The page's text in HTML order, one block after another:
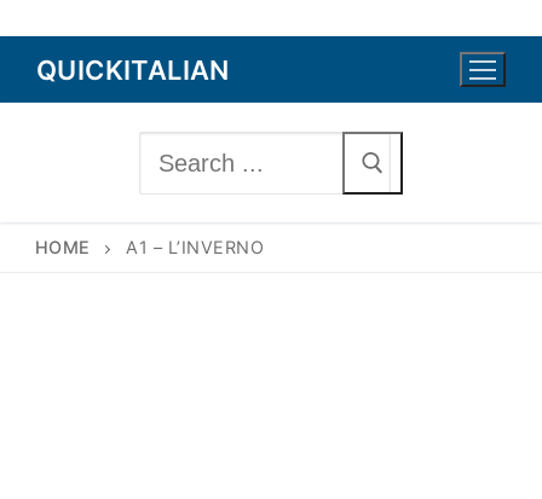
Skip
QUICKITALIAN
Search
HOME A1 – L’INVERNO